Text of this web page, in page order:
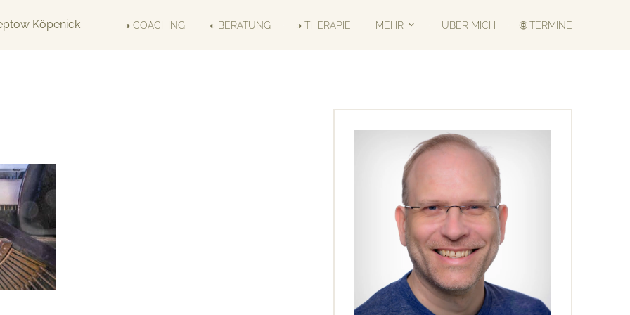
◑ COACHING ◐ BERATUNG ◑ THERAPIE MEHR ÜBER MICH 🌐 TERMINE